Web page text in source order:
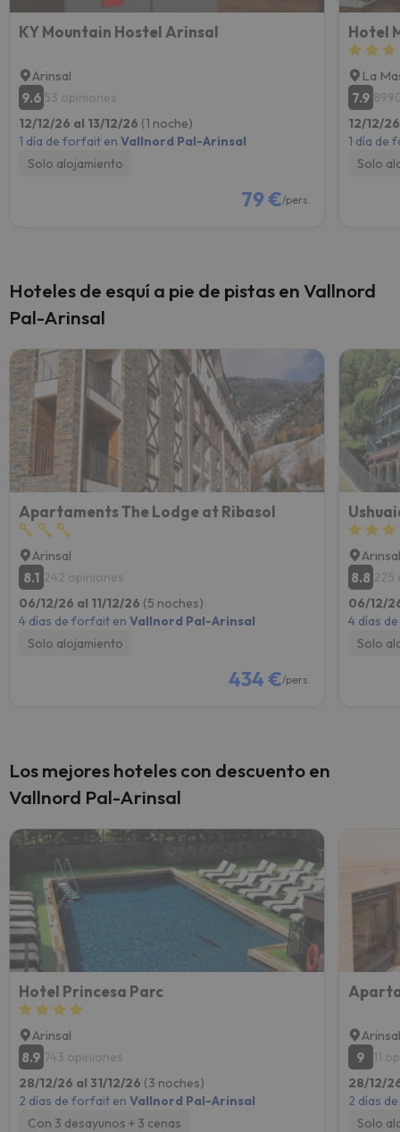
KY Mountain Hostel Arinsal
Arinsal
9.6 53 opiniones
12/12/26 al 13/12/26 (1 noche)
1 día de forfait en Vallnord Pal-Arinsal
Solo alojamiento
79 €/pers.
Hotel
La
7.9
12/12/
1 día de
Solo
Hoteles de esquí a pie de pistas en Vallnord
Pal-Arinsal
Apartaments The Lodge at Ribasol
Arinsal
8.1 242 opiniones
06/12/26 al 11/12/26 (5 noches)
4 días de forfait en Vallnord Pal-Arinsal
Solo alojamiento
434 €/pers.
8.8 225
06/12/
4 días
Solo
Los mejores hoteles con descuento en
Vallnord Pal-Arinsal
Hotel Princesa Parc
Arinsal
8.9 743 opiniones
28/12/26 al 31/12/26 (3 noches)
2 días de forfait en Vallnord Pal-Arinsal
Con 3 desayunos + 3 cenas
9
11
28/12/
2 días
Solo